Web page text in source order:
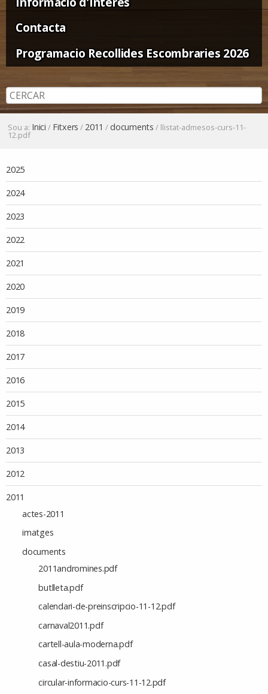
Contacta
Programacio Recollides Escombraries 2026
Sou a: Inici / Fitxers / 2011 / documents / llistat-admesos-curs-11-
12.pdf
2025
2024
2023
2022
2021
2020
2019
2018
2017
2016
2015
2014
2013
2012
2011
actes-2011
imatges
documents
2011andromines.pdf
butlleta.pdf
calendari-de-preinscripcio-11-12.pdf
carnaval2011.pdf
cartell-aula-moderna.pdf
casal-destiu-2011.pdf
circular-informacio-curs-11-12.pdf